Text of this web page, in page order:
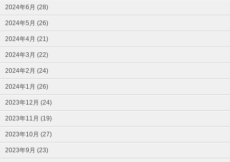
2024年6月 (28)
2024年5月 (26)
2024年4月 (21)
2024年3月 (22)
2024年2月 (24)
2024年1月 (26)
2023年12月 (24)
2023年11月 (19)
2023年10月 (27)
2023年9月 (23)